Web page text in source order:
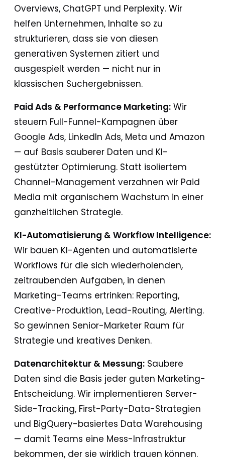
Overviews, ChatGPT und Perplexity. Wir
helfen Unternehmen, Inhalte so zu
strukturieren, dass sie von diesen
generativen Systemen zitiert und
ausgespielt werden — nicht nur in
klassischen Suchergebnissen.
Paid Ads & Performance Marketing: Wir
steuern Full-Funnel-Kampagnen über
Google Ads, LinkedIn Ads, Meta und Amazon
— auf Basis sauberer Daten und KI-
gestützter Optimierung. Statt isoliertem
Channel-Management verzahnen wir Paid
Media mit organischem Wachstum in einer
ganzheitlichen Strategie.
KI-Automatisierung & Workflow Intelligence:
Wir bauen KI-Agenten und automatisierte
Workflows für die sich wiederholenden,
zeitraubenden Aufgaben, in denen
Marketing-Teams ertrinken: Reporting,
Creative-Produktion, Lead-Routing, Alerting.
So gewinnen Senior-Marketer Raum für
Strategie und kreatives Denken.
Datenarchitektur & Messung: Saubere
Daten sind die Basis jeder guten Marketing-
Entscheidung. Wir implementieren Server-
Side-Tracking, First-Party-Data-Strategien
und BigQuery-basiertes Data Warehousing
— damit Teams eine Mess-Infrastruktur
bekommen, der sie wirklich trauen können.